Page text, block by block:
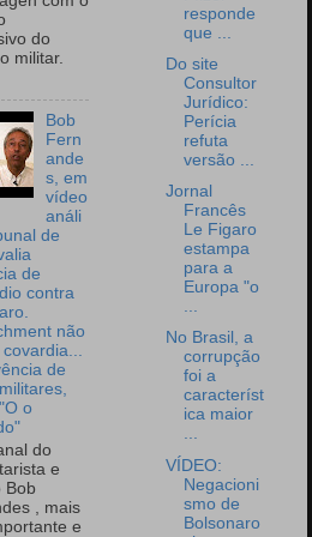
do
militar.
Bob
Fern
ande
s, em
vídeo
análi
de
de
contra
não
de
o
do
e
Bob
, mais
e
responde
que ...
Do site
Consultor
Jurídico:
Perícia
refuta
versão ...
Jornal
Francês
Le Figaro
estampa
para a
Europa "o
...
No Brasil, a
corrupção
foi a
característ
ica maior
...
VÍDEO:
Negacioni
smo de
Bolsonaro